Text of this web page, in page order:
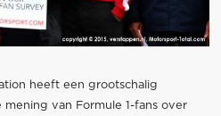
heeft een grootschalig
van Formule 1-fans over